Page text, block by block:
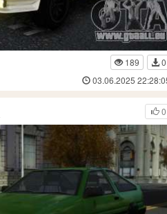
189
0
03.06.2025
0